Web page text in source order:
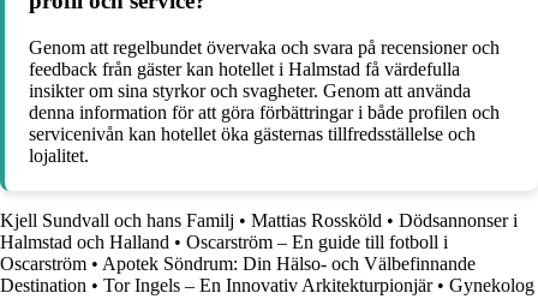
Genom att regelbundet övervaka och svara på recensioner och
feedback från gäster kan hotellet i Halmstad få värdefulla
insikter om sina styrkor och svagheter. Genom att använda
denna information för att göra förbättringar i både profilen och
servicenivån kan hotellet öka gästernas tillfredsställelse och
lojalitet.
Kjell Sundvall och hans Familj • Mattias Rossköld • Dödsannonser i
Halmstad och Halland • Oscarström – En guide till fotboll i
Oscarström • Apotek Söndrum: Din Hälso- och Välbefinnande
Destination • Tor Ingels – En Innovativ Arkitekturpionjär• Gynekolog